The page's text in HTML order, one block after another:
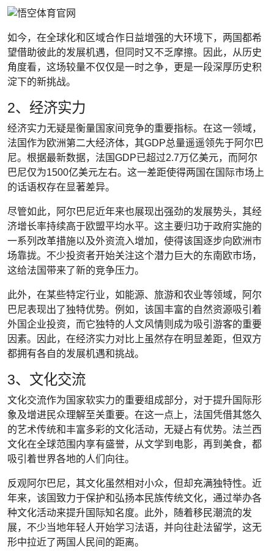
如今，在全球化和区域合作日益增强的大环境下，两国都希
望借助彼此的发展机遇，但同时又不乏摩擦。因此，从历史
角度看，这场较量不仅仅是一时之争，更是一段深厚历史积
淀下的新挑战。
2、经济实力
经济实力无疑是衡量国家间竞争的重要指标。在这一领域，
法国作为欧洲第二大经济体，其GDP总量遥遥领先于阿尔巴
尼。根据最新数据，法国GDP已超过2.7万亿美元，而阿尔
巴尼仅为1500亿美元左右。这一差距使得两国在国际市场上
的话语权存在显著差异。
尽管如此，阿尔巴尼近年来也展现出强劲的发展势头，其经
济增长率持续高于欧盟平均水平。这主要归功于政府实施的
一系列改革措施以及外资流入增加，使得该国逐步向欧洲市
场靠拢。不少投资者开始关注这个潜力巨大的东南欧市场，
这给法国带来了新的竞争压力。
此外，在某些特定行业，如能源、旅游和农业等领域，阿尔
巴尼表现出了独特优势。例如，该国丰富的自然资源吸引着
外国企业投资，而它独特的人文风情则成为吸引游客的重要
因素。因此，在经济实力对比上虽然存在明显差距，但双方
都拥有各自的发展机遇和挑战。
3、文化交流
文化交流作为国家软实力的重要组成部分，对于提升国际形
象及增进民众理解至关重要。在这一点上，法国凭借其悠久
的艺术传统和丰富多彩的文化活动，无疑占有优势。法兰西
文化在全球范围内享有盛誉，从文学到电影，再到美食，都
吸引着世界各地的人们向往。
反观阿尔巴尼，其文化虽然相对小众，但却充满独特性。近
年来，该国致力于保护和弘扬本民族传统文化，通过举办各
种文化活动来提升国际知名度。此外，随着移民潮流的发
展，不少当地年轻人开始学习法语，并向往赴法留学，这无
形中拉近了两国人民间的距离。